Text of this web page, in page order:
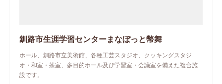
釧路市生涯学習センターまなぼっと幣舞
ホール、釧路市立美術館、各種工芸スタジオ、クッキングスタジ
オ・和室・茶室、多目的ホール及び学習室・会議室を備えた複合施
設です。